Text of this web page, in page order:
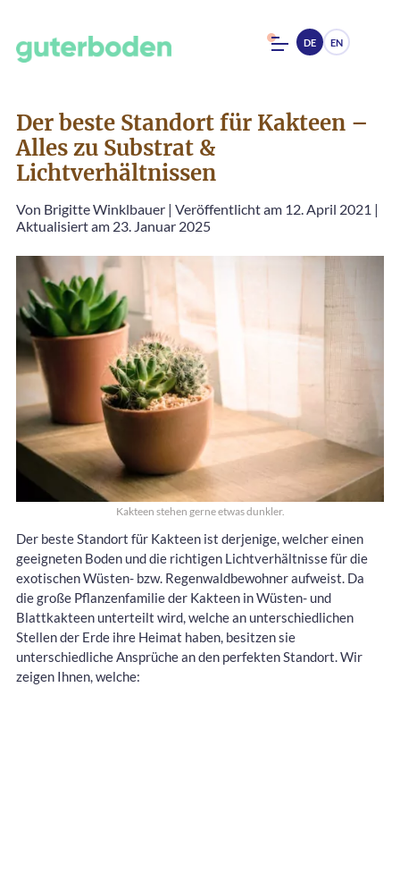
DE EN
Der beste Standort für Kakteen –
Alles zu Substrat &
Lichtverhältnissen
Von Brigitte Winklbauer | Veröffentlicht am 12. April 2021 |
Aktualisiert am 23. Januar 2025
Kakteen stehen gerne etwas dunkler.
Der beste Standort für Kakteen ist derjenige, welcher einen
geeigneten Boden und die richtigen Lichtverhältnisse für die
exotischen Wüsten- bzw. Regenwaldbewohner aufweist. Da
die große Pflanzenfamilie der Kakteen in Wüsten- und
Blattkakteen unterteilt wird, welche an unterschiedlichen
Stellen der Erde ihre Heimat haben, besitzen sie
unterschiedliche Ansprüche an den perfekten Standort. Wir
zeigen Ihnen, welche: